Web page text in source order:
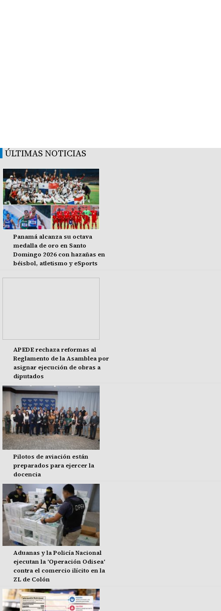
ÚLTIMAS NOTICIAS
Panamá alcanza su octava
medalla de oro en Santo
Domingo 2026 con hazañas en
béisbol, atletismo y eSports
APEDE rechaza reformas al
Reglamento de la Asamblea por
asignar ejecución de obras a
diputados
Pilotos de aviación están
preparados para ejercer la
docencia
Aduanas y la Policía Nacional
ejecutan la 'Operación Odisea'
contra el comercio ilícito en la
ZL de Colón